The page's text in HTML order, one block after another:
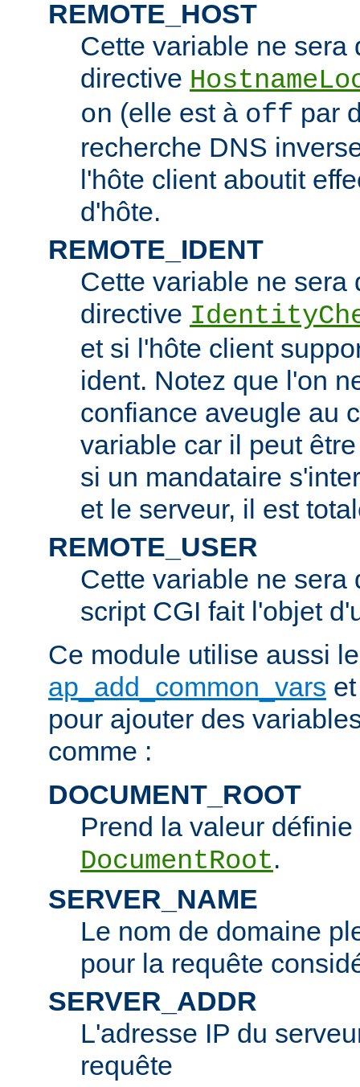
REMOTE_HOST
Cette variable ne sera
directive
on (elle est à off par
recherche DNS
l'hôte client aboutit
d'hôte.
REMOTE_IDENT
Cette variable ne sera
directive
et si l'hôte client
ident. Notez que l'on
confiance aveugle au
variable car il peut
si un mandataire
et le serveur, il est
REMOTE_USER
Cette variable ne sera
script CGI fait l'objet
Ce module utilise aussi
ap_add_common_vars
pour ajouter des
comme :
DOCUMENT_ROOT
Prend la valeur
DocumentRoot.
SERVER_NAME
Le nom de domaine
pour la requête
SERVER_ADDR
L'adresse IP du
requête